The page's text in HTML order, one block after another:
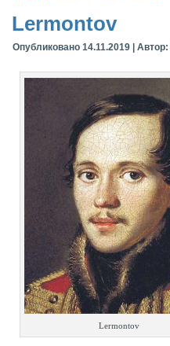
Lermontov
Опубликовано 14.11.2019 |Автор:
Lermontov